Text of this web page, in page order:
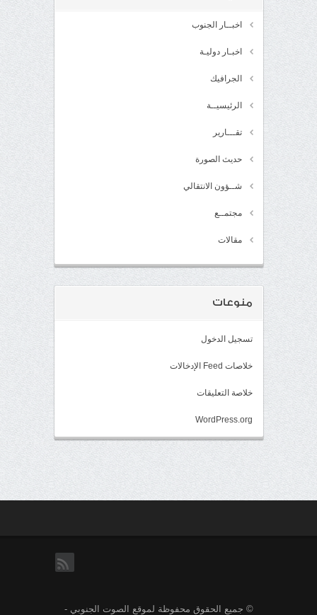
اخبــار الجنوب
اخبـار دوليـة
الجرافيك
الرئيسيــة
تقـــارير
حديث الصورة
شــؤون الانتقالي
مجتمــع
مقالات
منوعات
تسجيل الدخول
خلاصات Feed الإدخالات
خلاصة التعليقات
WordPress.org
© جميع الحقوق محفوظة لموقع الصوت الجنوبي -